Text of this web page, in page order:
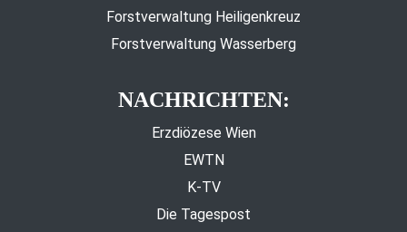
Forstverwaltung Heiligenkreuz
Forstverwaltung Wasserberg
NACHRICHTEN:
Erzdiözese Wien
EWTN
K-TV
Die Tagespost